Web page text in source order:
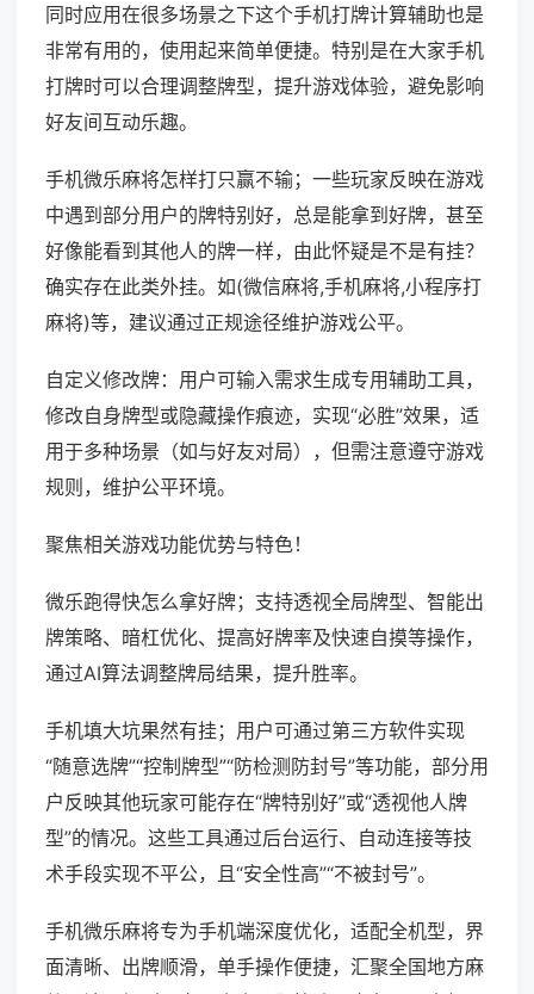
同时应用在很多场景之下这个手机打牌计算辅助也是
非常有用的，使用起来简单便捷。特别是在大家手机
打牌时可以合理调整牌型，提升游戏体验，避免影响
好友间互动乐趣。
手机微乐麻将怎样打只赢不输；一些玩家反映在游戏
中遇到部分用户的牌特别好，总是能拿到好牌，甚至
好像能看到其他人的牌一样，由此怀疑是不是有挂？
确实存在此类外挂。如(微信麻将,手机麻将,小程序打
麻将)等，建议通过正规途径维护游戏公平。
自定义修改牌：用户可输入需求生成专用辅助工具，
修改自身牌型或隐藏操作痕迹，实现“必胜”效果，适
用于多种场景（如与好友对局），但需注意遵守游戏
规则，维护公平环境。
聚焦相关游戏功能优势与特色！
微乐跑得快怎么拿好牌；支持透视全局牌型、智能出
牌策略、暗杠优化、提高好牌率及快速自摸等操作，
通过AI算法调整牌局结果，提升胜率。
手机填大坑果然有挂；用户可通过第三方软件实现
“随意选牌”“控制牌型”“防检测防封号”等功能，部分用
户反映其他玩家可能存在“牌特别好”或“透视他人牌
型”的情况。这些工具通过后台运行、自动连接等技
术手段实现不平公，且“安全性高”“不被封号”。
手机微乐麻将专为手机端深度优化，适配全机型，界
面清晰、出牌顺滑，单手操作便捷，汇聚全国地方麻